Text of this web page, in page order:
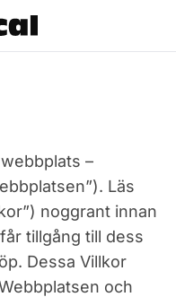
–
Läs
noggrant innan
tillgång till dess
Dessa Villkor
och